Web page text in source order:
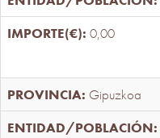
0,00
Gipuzkoa